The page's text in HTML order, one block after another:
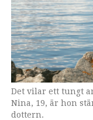
Det vilar ett tungt
Nina, 19, är hon
dottern.